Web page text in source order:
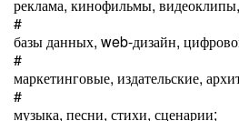
реклама, кинофильмы,
#
базы данных, web-дизайн,
#
маркетинговые, издательские,
#
музыка, песни, стихи, сценарии;